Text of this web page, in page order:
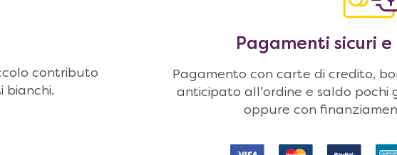
contributo
bianchi.
Pagamenti sicuri
Pagamento con carte di credito,
anticipato all'ordine e saldo pochi
oppure con